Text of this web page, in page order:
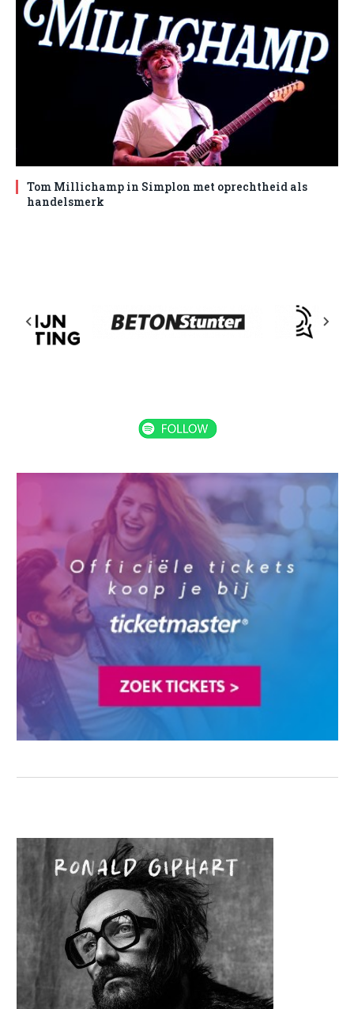
Tom Millichamp in Simplon met oprechtheid als
handelsmerk